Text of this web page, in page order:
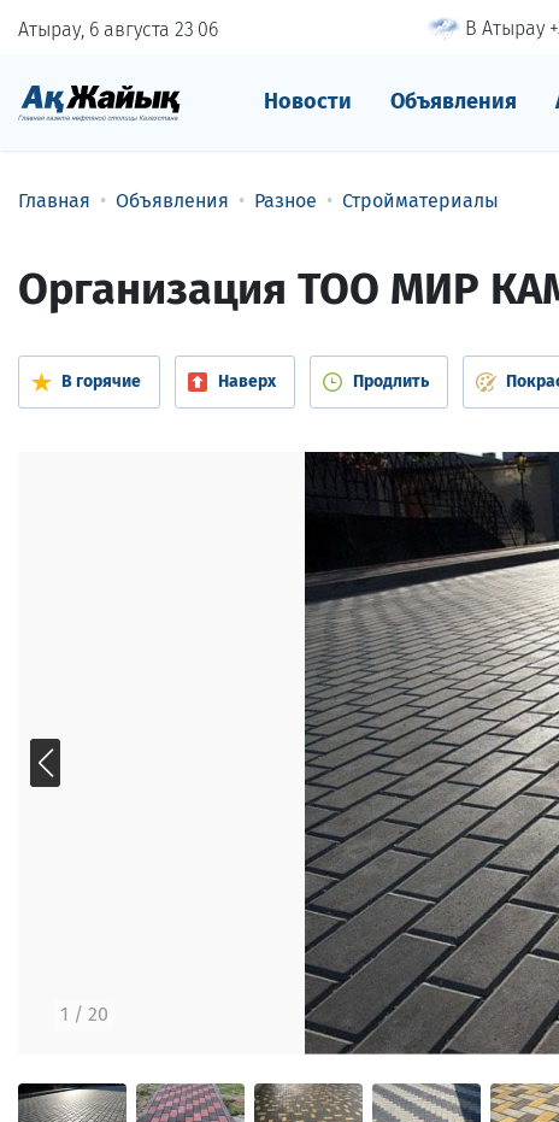
Атырау, 6 августа 23 06 В Атырау
Новости Объявления
Главная Объявления Разное Стройматериалы
1 / 20
Организация ТОО МИР
В горячие Наверх Продлить